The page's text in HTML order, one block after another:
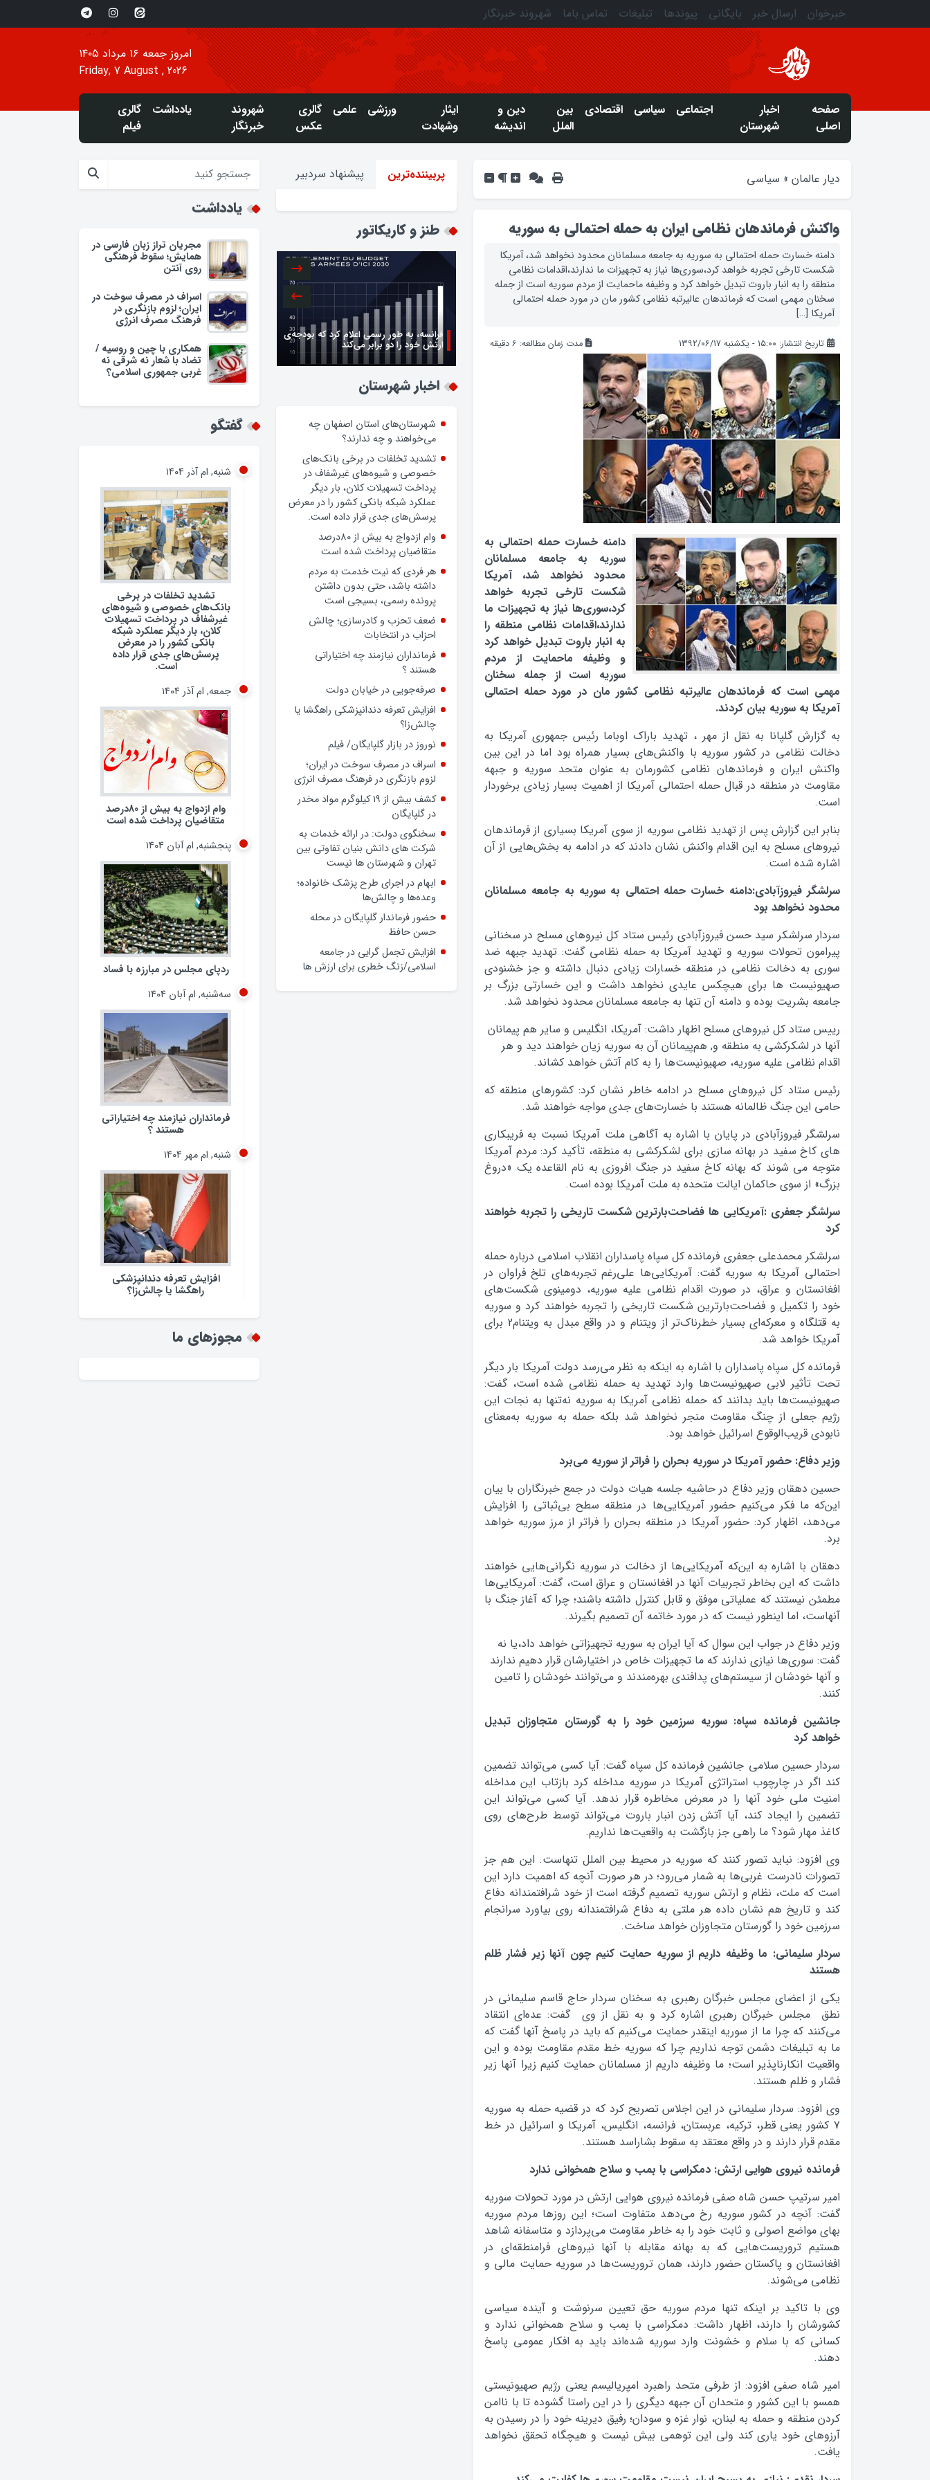
خبرخوان ارسال خبر بایگانی پیوندها تبلیغات تماس باما شهروند خبرنگار
امروز جمعه ۱۶ مرداد ۱۴۰۵
Friday, 7 August , 2026
صفحه
اصلی
اخبار
شهرستان
اجتماعی سیاسی اقتصادی
بین
الملل
دین و
اندیشه
ایثار
وشهادت
ورزشی علمی
گالری
عکس
شهروند
خبرنگار
یادداشت
گالری
فیلم
دیار عالمان » سیاسی
واکنش فرماندهان نظامی ایران به حمله احتمالی به سوریه
دامنه خسارت حمله احتمالی به سوریه به جامعه مسلمانان محدود نخواهد شد، آمریکا
شکست تارخی تجربه خواهد کرد،سوری‌ها نیاز به تجهیزات ما ندارند،اقدامات نظامی
منطقه را به انبار باروت تبدیل خواهد کرد و وظیفه ماحمایت از مردم سوریه است از جمله
سخنان مهمی است که فرماندهان عالیرتبه نظامی کشور مان در مورد حمله احتمالی
آمریکا […]
تاریخ انتشار: ۱۵:۰۰ - یکشنبه ۱۳۹۲/۰۶/۱۷ مدت زمان مطالعه: 6 دقیقه
دامنه خسارت حمله احتمالی به
سوریه به جامعه مسلمانان
محدود نخواهد شد، آمریکا
شکست تارخی تجربه خواهد
کرد،سوری‌ها نیاز به تجهیزات ما
ندارند،اقدامات نظامی منطقه را
به انبار باروت تبدیل خواهد کرد
و وظیفه ماحمایت از مردم
سوریه است از جمله سخنان
مهمی است که فرماندهان عالیرتبه نظامی کشور مان در مورد حمله احتمالی
آمریکا به سوریه بیان کردند.
به گزارش گلپانا به نقل از مهر ، تهدید باراک اوباما رئیس جمهوری آمریکا به
دخالت نظامی در کشور سوریه با واکنش‌های بسیار همراه بود اما در این بین
واکنش ایران و فرماندهان نظامی کشورمان به عنوان متحد سوریه و جبهه
مقاومت در منطقه در قبال حمله احتمالی آمریکا از اهمیت بسیار زیادی برخوردار
است.
بنابر این گزارش پس از تهدید نظامی سوریه از سوی آمریکا بسیاری از فرماندهان
نیروهای مسلح به این اقدام واکنش نشان دادند که در ادامه به بخش‌هایی از آن
اشاره شده است.
سرلشگر فیروزآبادی:دامنه خسارت حمله احتمالی به سوریه به جامعه مسلمانان
محدود نخواهد بود
سردار سرلشکر سید حسن فیروزآبادی رئیس ستاد کل نیروهای مسلح در سخنانی
پیرامون تحولات سوریه و تهدید آمریکا به حمله نظامی گفت: تهدید جبهه ضد
سوری به دخالت نظامی در منطقه خسارات زیادی دنبال داشته و جز خشنودی
صهیونیست ها برای هیچکس عایدی نخواهد داشت و این خسارتی بزرگ بر
جامعه بشریت بوده و دامنه آن تنها به جامعه مسلمانان محدود نخواهد شد.
رییس ستاد کل نیروهای مسلح اظهار داشت: آمریکا، انگلیس و سایر هم پیمانان
آنها در لشکرکشی به منطقه و, هم‌پيمانان آن به سوريه زیان خواهند دید و هر
اقدام نظامي عليه سوريه، صهيونيست‌ها را به كام آتش خواهد كشاند.
رئیس ستاد کل نیروهای مسلح در ادامه خاطر نشان کرد: کشورهای منطقه که
حامی این جنگ ظالمانه هستند با خسارت‌های جدی مواجه خواهند شد.
سرلشگر فیروزآبادی در پایان با اشاره به آگاهی ملت آمریکا نسبت به فریبکاری
های کاخ سفید در بهانه سازی برای لشکرکشی به منطقه، تأکید کرد: مردم آمریکا
متوجه می شوند که بهانه کاخ سفید در جنگ افروزی به نام القاعده یک «دروغ
بزرگ» از سوی حاکمان ایالت متحده به ملت آمریکا بوده است.
سرلشگر جعفری :آمریکایی ها فضاحت‌بارترین شکست تاریخی را تجربه خواهند
کرد
سرلشکر محمدعلی جعفری فرمانده کل سپاه پاسداران انقلاب اسلامی درباره حمله
احتمالی آمریکا به سوریه گفت: آمریکایی‌ها علی‌رغم تجربه‌های تلخ فراوان در
افغانستان و عراق، در صورت اقدام نظامی علیه سوریه، دومینوی شکست‌های
خود را تکمیل و فضاحت‌بارترین شکست تاریخی را تجربه خواهند کرد و سوریه
به قتلگاه و معرکه‌ای بسیار خطرناک‌تر از ویتنام و در واقع مبدل به ویتنام2 برای
آمریکا خواهد شد.
فرمانده کل سپاه پاسداران با اشاره به اینکه به نظر می‌رسد دولت آمریکا بار دیگر
تحت تأثیر لابی صهیونیست‌ها وارد تهدید به حمله نظامی شده است، گفت:
صهیونیست‌ها باید بدانند که حمله نظامی آمریکا به سوریه نه‌تنها به نجات این
رژیم جعلی از چنگ مقاومت منجر نخواهد شد بلکه حمله به سوریه به‌معنای
نابودی قریب‌الوقوع اسرائیل خواهد بود.
وزیر دفاع: حضور آمریکا در سوریه بحران را فراتر از سوریه می‌برد
حسین دهقان وزیر دفاع در حاشیه جلسه هیات دولت در جمع خبرنگاران با بیان
این‌که ما فکر می‌کنیم حضور آمریکایی‌ها در منطقه سطح بی‌ثباتی را افزایش
می‌دهد، اظهار کرد: حضور آمریکا در منطقه بحران را فراتر از مرز سوریه خواهد
برد.
دهقان با اشاره به این‌که آمریکایی‌ها از دخالت در سوریه نگرانی‌هایی خواهند
داشت که این بخاطر تجربیات آنها در افغانستان و عراق است، گفت: آمریکایی‌ها
مطمئن نیستند که عملیاتی موفق و قابل کنترل داشته باشند؛ چرا که آغاز جنگ با
آنهاست، اما اینطور نیست که در مورد خاتمه آن تصمیم بگیرند.
وزیر دفاع در جواب این سوال که آیا ایران به سوریه تجهیزاتی خواهد داد،یا نه
گفت: سوری‌ها نیازی ندارند که ما تجهیزات خاص در اختیارشان قرار دهیم ندارند
و آنها خودشان از سیستم‌های پدافندی بهره‌مندند و می‌توانند خودشان را تامین
کنند.
جانشین فرمانده سپاه: سوریه سرزمین خود را به گورستان متجاوزان تبدیل
خواهد کرد
سردار حسین سلامی جانشین فرمانده کل سپاه گفت: آیا کسی می‌تواند تضمین
کند اگر در چارچوب استراتژی آمریکا در سوریه مداخله کرد بازتاب این مداخله
امنیت ملی خود آنها را در معرض مخاطره قرار ندهد. آیا کسی می‌تواند این
تضمین را ایجاد کند، آیا آتش زدن انبار باروت می‌تواند توسط طرح‌های روی
کاغذ مهار شود؟ ما راهی جز بازگشت به واقعیت‌ها نداریم.
وی افزود: نباید تصور کنند که سوریه در محیط بین الملل تنهاست. این هم جز
تصورات نادرست غربی‌ها به شمار می‌رود؛ در هر صورت آنچه که اهمیت دارد این
است که ملت، نظام و ارتش سوریه تصمیم گرفته است از خود شرافتمندانه دفاع
کند و تاریخ هم نشان داده هر ملتی به دفاع شرافتمندانه روی بیاورد سرانجام
سرزمین خود را گورستان متجاوزان خواهد ساخت.
سردار سلیمانی: ما وظیفه داریم از سوریه حمایت کنیم چون آنها زیر فشار ظلم
هستند
یکی از اعضای مجلس خبرگان رهبری به سخنان سردار حاج قاسم سلیمانی در
نطق مجلس خبرگان رهبری اشاره کرد و به نقل از وی گفت: عده‌ای انتقاد
می‌کنند که چرا ما از سوریه اینقدر حمایت می‌کنیم که باید در پاسخ آنها گفت که
ما به تبلیغات دشمن توجه نداریم چرا که سوریه خط مقدم مقاومت بوده و این
واقعیت انکارناپذیر است؛ ما وظیفه داریم از مسلمانان حمایت کنیم زیرا آنها زیر
فشار و ظلم هستند.
وی افزود: سردار سلیمانی در این اجلاس تصریح کرد که در قضیه حمله به سوریه
7 کشور یعنی قطر، ترکیه، عربستان، فرانسه، انگلیس، آمریکا و اسرائیل در خط
مقدم قرار دارند و در واقع معتقد به سقوط بشاراسد هستند.
فرمانده نیروی هوایی ارتش: دمكراسي با بمب و سلاح همخواني ندارد
امير سرتیپ حسن شاه صفي فرمانده نیروی هوایی ارتش در مورد تحولات سوریه
گفت: آنچه در كشور سوريه رخ مي‌دهد متفاوت است؛ اين روزها مردم سوريه
بهاي مواضع اصولي و ثابت خود را به خاطر مقاومت مي‌پردازد و متاسفانه شاهد
هستيم تروريست‌هايي كه به بهانه مقابله با آنها نيروهاي فرامنطقه‌اي در
افغانستان و پاكستان حضور دارند، همان تروريست‌ها در سوريه حمايت مالي و
نظامي مي‌شوند.
وي با تاكيد بر اينكه تنها مردم سوريه حق تعيين سرنوشت و آينده سياسي
كشورشان را دارند، اظهار داشت: دمكراسي با بمب و سلاح همخواني ندارد و
كساني كه با سلام و خشونت وارد سوريه شده‌اند بايد به افكار عمومي پاسخ
دهند.
امير شاه صفي افزود: از طرفي متحد راهبرد امپرياليسم يعني رژيم صهيونيستي
همسو با اين كشور و متحدان آن جبهه ديگري را در اين راستا گشوده تا با ناامن
كردن منطقه و حمله به لبنان، نوار غزه و سودان؛ رفيق ديرينه خود را در رسيدن به
آرزوهای خود ياری كند ولي اين توهمی بيش نيست و هيچگاه تحقق نخواهد
يافت.
پربیننده‌ترین پیشنهاد سردبیر
طنز و کاریکاتور
زن اگر خوب باشه یه زندگی حالش خوبه/
روز زن مبارک
اخبار شهرستان
شهرستان‌های استان اصفهان چه
می‌خواهند و چه ندارند؟
تشدید تخلفات در برخی بانک‌های
خصوصی و شیوه‌های غیرشفاف در
پرداخت تسهیلات کلان، بار دیگر
عملکرد شبکه بانکی کشور را در معرض
پرسش‌های جدی قرار داده است.
وام ازدواج به بیش از 80درصد
متقاضیان پرداخت شده است
هر فردی که نیت خدمت به مردم
داشته باشد، حتی بدون داشتن
پرونده رسمی، بسیجی است
ضعف تحزب و کادرسازی؛ چالش
احزاب در انتخابات
فرمانداران نیازمند چه اختیاراتی
هستند ؟
صرفه‌جویی در خیابان دولت
افزایش تعرفه دندانپزشکی راهگشا یا
چالش‌زا؟
نوروز در بازار گلپایگان/ فیلم
اسراف در مصرف سوخت در ایران؛
لزوم بازنگری در فرهنگ مصرف انرژی
کشف بیش از ۱۹ کیلوگرم مواد مخدر
در گلپایگان
سخنگوی دولت: در ارائه خدمات به
شرکت های دانش بنیان تفاوتی بین
تهران و شهرستان ها نیست
ابهام در اجرای طرح پزشک خانواده؛
وعده‌ها و چالش‌ها
حضور فرماندار گلپایگان در محله
حسن حافظ
افزایش تجمل گرایی در جامعه
یادداشت
مجریان تراز زبان فارسی در
همایش؛ سقوط فرهنگی
روی آنتن
اسراف در مصرف سوخت در
ایران؛ لزوم بازنگری در
فرهنگ مصرف انرژی
همکاری با چین و روسیه /
تضاد با شعار نه شرقی نه
غربی جمهوری اسلامی؟
گفتگو
شنبه, ام آذر ۱۴۰۴
تشدید تخلفات در برخی
بانک‌های خصوصی و شیوه‌های
غیرشفاف در پرداخت تسهیلات
کلان، بار دیگر عملکرد شبکه
بانکی کشور را در معرض
پرسش‌های جدی قرار داده
است.
جمعه, ام آذر ۱۴۰۴
وام ازدواج به بیش از 80درصد
متقاضیان پرداخت شده است
پنجشنبه, ام آبان ۱۴۰۴
ردپای مجلس در مبارزه با فساد
سه‌شنبه, ام آبان ۱۴۰۴
فرمانداران نیازمند چه اختیاراتی
هستند ؟
شنبه, ام مهر ۱۴۰۴
افزایش تعرفه دندانپزشکی
راهگشا یا چالش‌زا؟
مجوزهای ما